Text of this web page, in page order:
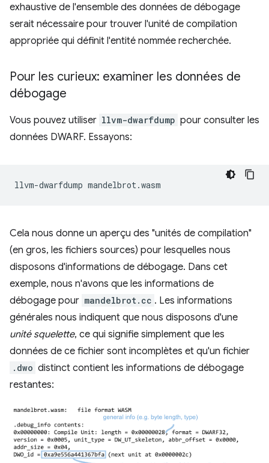
exhaustive de l'ensemble des données de débogage
serait nécessaire pour trouver l'unité de compilation
appropriée qui définit l'entité nommée recherchée.
Pour les curieux: examiner les données de
débogage
Vous pouvez utiliser llvm-dwarfdump pour consulter les
données DWARF. Essayons:
llvm-dwarfdump
Cela nous donne un aperçu des "unités de compilation"
(en gros, les fichiers sources) pour lesquelles nous
disposons d'informations de débogage. Dans cet
exemple, nous n'avons que les informations de
débogage pour mandelbrot.cc . Les informations
générales nous indiquent que nous disposons d'une
unité squelette, ce qui signifie simplement que les
données de ce fichier sont incomplètes et qu'un fichier
.dwo distinct contient les informations de débogage
restantes: